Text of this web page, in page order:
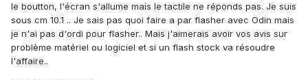
le boutton, l'écran s'allume mais le tactile ne réponds pas. Je suis
sous cm 10.1 .. Je sais pas quoi faire a par flasher avec Odin mais
je n'ai pas d'ordi pour flasher.. Mais j'aimerais avoir vos avis sur
problème matériel ou logiciel et si un flash stock va résoudre
l'affaire..